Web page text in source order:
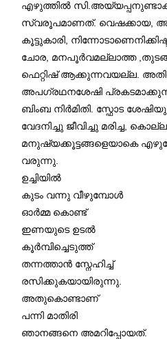
എഴുത്തിൽ
സ്വരൂപമാണത്. വെഷക്കായ,
കൂട്ടുകാരി,
ചോര, മനപൂർവമല്ലാത്ത
ഫെറ്റിഷ് ആക്കുന്നവയല്ല.
അപഗ്രഥനശേഷി
ബിംബ നിർമിതി. സ്ഫോട
വേദനിച്ചു ജീവിച്ചു മരിച്ച,
മനുഷ്യക്കൂട്ടങ്ങളെയാകെ
വരുന്നു.
ഉച്ചിയിൽ
കുടം വന്നു വീഴുമ്പോൾ
ഓർമ്മ കൊണ്ട്
ഇണയുടെ ഉടൽ
കൂർമ്പിച്ചെടുത്ത്
തന്നത്താൻ സ്നേഹിച്ച്
രസിക്കുകയായിരുന്നു.
അതുകൊണ്ടാണ്
പന്നി മാതിരി
ഞാനങ്ങനെ അമറിപ്പോയത്.